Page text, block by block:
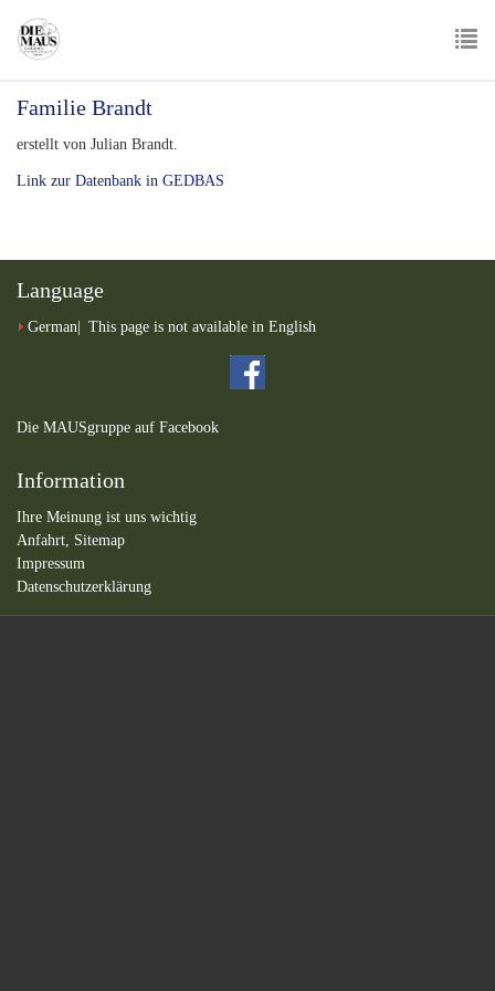
main
Familie Brandt
erstellt von Julian Brandt.
Link zur Datenbank in GEDBAS
Language
German This page is not available in English
Die MAUSgruppe auf Facebook
Information
Ihre Meinung ist uns wichtig
Anfahrt, Sitemap
Impressum
Datenschutzerklärung